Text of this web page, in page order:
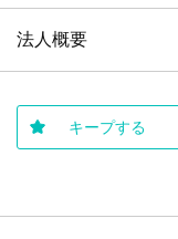
法人概要
キープする